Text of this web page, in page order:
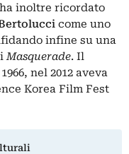
inoltre ricordato
come uno
infine su una
Masquerade. Il
nel 2012 aveva
Korea Film Fest